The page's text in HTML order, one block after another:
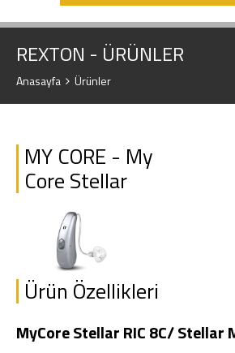
REXTON - ÜRÜNLER
Anasayfa Ürünler
MY CORE - My
Core Stellar
Ürün Özellikleri
MyCore Stellar RIC 8C/ Stellar